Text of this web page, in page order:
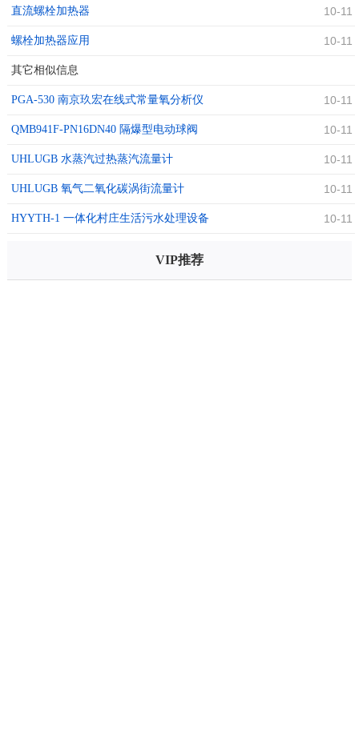
直流螺栓加热器 10-11
螺栓加热器应用 10-11
其它相似信息
PGA-530 南京玖宏在线式常量氧分析仪 10-11
QMB941F-PN16DN40 隔爆型电动球阀 10-11
UHLUGB 水蒸汽过热蒸汽流量计 10-11
UHLUGB 氧气二氧化碳涡街流量计 10-11
HYYTH-1 一体化村庄生活污水处理设备 10-11
VIP推荐